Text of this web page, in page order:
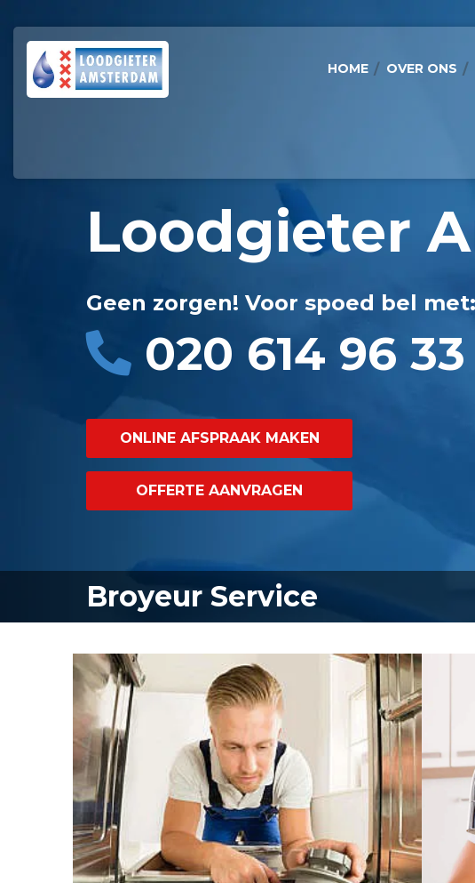
HOME OVER ONS
Loodgieter
Geen zorgen! Voor spoed bel met:
020 614 96 33
ONLINE AFSPRAAK MAKEN
OFFERTE AANVRAGEN
Broyeur Service